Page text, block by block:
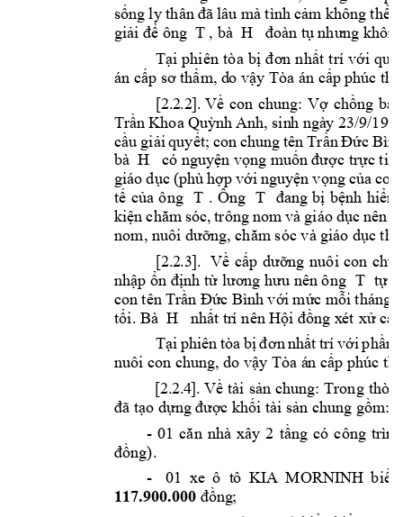
sống ly thân đã lâu mà tình cảm không thể
giải để ông T , bà  H đoàn tụ nhưng khôn
Tại phiên tòa bị đơn nhất trí với
án cấp sơ thẩm, do vậy Tòa án cấp phúc
[2.2.2]. Về con chung: Vợ chồng bà
Trần Khoa Quỳnh Anh, sinh ngày 23/9/
cầu giải quyết; con chung tên Trần Đức
bà  H có nguyện vọng muốn được trực
giáo dục (phù hợp với nguyện vọng của con
tế của ông T . Ông T đang bị bệnh hiểm
kiện chăm sóc, trông nom và giáo dục nên
nom, nuôi dưỡng, chăm sóc và giáo dục
[2.2.3]. Về cấp dưỡng nuôi con
nhập ổn định từ lương hưu nên ông T tự
con tên Trần Đức Bình với mức mỗi tháng
tổi. Bà H nhất trí nên Hội đồng xét xử cầ
Tại phiên tòa bị đơn nhất trí với phần
nuôi con chung, do vậy Tòa án cấp phúc
[2.2.4]. Về tài sản chung: Trong thời
đã tạo dựng được khối tài sản chung gồm:
- 01 căn nhà xây 2 tầng có công
đồng).
-
01 xe ô  tô  KIA MORNINH biển
117.900.000 đồng;